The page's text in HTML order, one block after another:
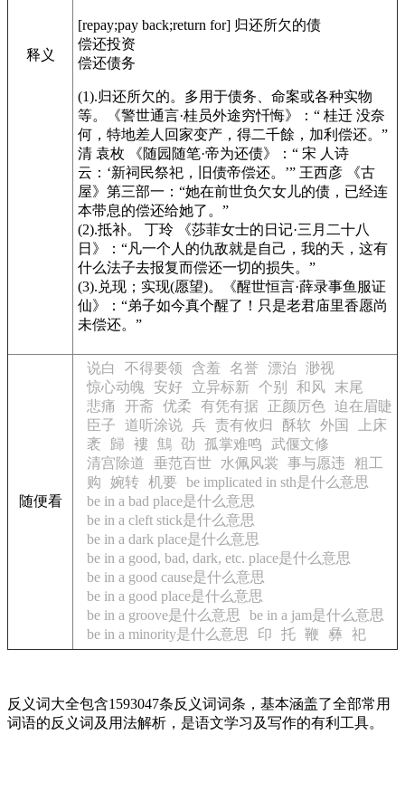
释义
[repay;pay back;return for] 归还所欠的债
偿还投资
偿还债务
(1).归还所欠的。多用于债务、命案或各种实物
等。
《警世通言·桂员外途穷忏悔》
：“ 桂迁 没奈
何，特地差人回家变产，得二千餘，加利偿还。”
清 袁枚
《随园随笔·帝为还债》
：“ 宋 人诗
云：‘新祠民祭祀，旧债帝偿还。’” 王西彦
《古
屋》 第三部一：“她在前世负欠女儿的债，已经连
本带息的偿还给她了。”
(2).抵补。 丁玲
《莎菲女士的日记·三月二十八
日》
：“凡一个人的仇敌就是自己，我的天，这有
什么法子去报复而偿还一切的损失。”
(3).兑现；实现(愿望)。
《醒世恒言·薛录事鱼服证
仙》
：“弟子如今真个醒了！只是老君庙里香愿尚
未偿还。”
随便看
说白 不得要领 含羞 名誉 漂泊
渺视
惊心动魄
安好 立异标新 个别 和风
末尾
悲痛
开斋 优柔 有凭有据 正颜厉色 迫在眉睫
臣子
道听涂说 兵 责有攸归 酥软 外国
上床
袤
歸 褸 鷦 劭 孤掌难鸣
武偃文修
清宫除道
垂范百世 水佩风裳 事与愿违
粗工
购
婉转 机要
be implicated in sth是什么意思
be in a bad place是什么意思
be in a cleft stick是什么意思
be in a dark place是什么意思
be in a good, bad, dark, etc. place是什么意思
be in a good cause是什么意思
be in a good place是什么意思
be in a groove是什么意思
be in a jam是什么意思
be in a minority是什么意思
印 托 鞭 彝 祀
反义词大全包含1593047条反义词词条，基本涵盖了全部常用
词语的反义词及用法解析，是语文学习及写作的有利工具。